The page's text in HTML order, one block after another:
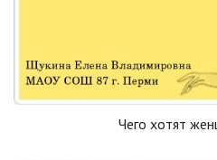
Чего хотят